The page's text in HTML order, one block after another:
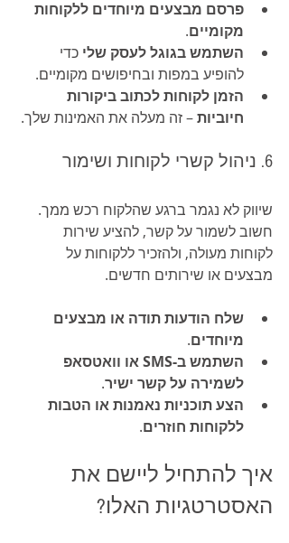
פרסם מבצעים מיוחדים ללקוחות
מקומיים.
השתמש בגוגל לעסק שלי כדי
להופיע במפות ובחיפושים מקומיים.
הזמן לקוחות לכתוב ביקורות
חיוביות – זה מעלה את האמינות שלך.
6. ניהול קשרי לקוחות ושימור
שיווק לא נגמר ברגע שהלקוח רכש ממך.
חשוב לשמור על קשר, להציע שירות
לקוחות מעולה, ולהזכיר ללקוחות על
מבצעים או שירותים חדשים.
שלח הודעות תודה או מבצעים
מיוחדים.
השתמש ב-SMS או וואטסאפ
לשמירה על קשר ישיר.
הצע תוכניות נאמנות או הטבות
ללקוחות חוזרים.
איך להתחיל ליישם את
האסטרטגיות האלו?